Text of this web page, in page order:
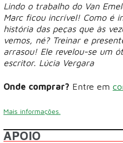
Lindo o trabalho do Van
Marc ficou incrível! Como é
história das peças que às
vemos, né? Treinar e
arrasou! Ele revelou-se um
escritor. Lúcia Vergara
Onde comprar? Entre em
Mais informações.
APOIO